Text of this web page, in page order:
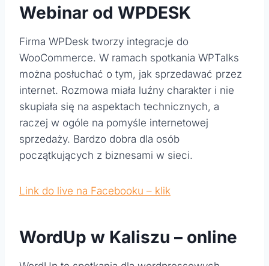
Webinar od WPDESK
Firma WPDesk tworzy integracje do
WooCommerce. W ramach spotkania WPTalks
można posłuchać o tym, jak sprzedawać przez
internet. Rozmowa miała luźny charakter i nie
skupiała się na aspektach technicznych, a
raczej w ogóle na pomyśle internetowej
sprzedaży. Bardzo dobra dla osób
początkujących z biznesami w sieci.
Link do live na Facebooku – klik
WordUp w Kaliszu – online